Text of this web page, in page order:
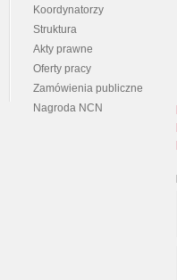
Koordynatorzy
Struktura
Akty prawne
Oferty pracy
Zamówienia publiczne
Nagroda NCN